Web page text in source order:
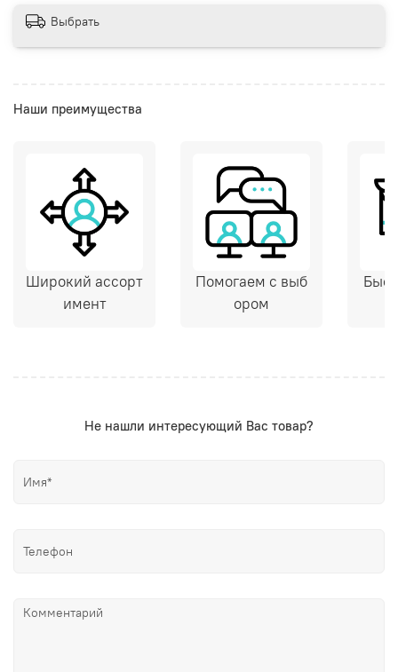
Выбрать
Наши преимущества
Широкий ассорт
имент
Помогаем с выб
ором
Не нашли интересующий Вас товар?